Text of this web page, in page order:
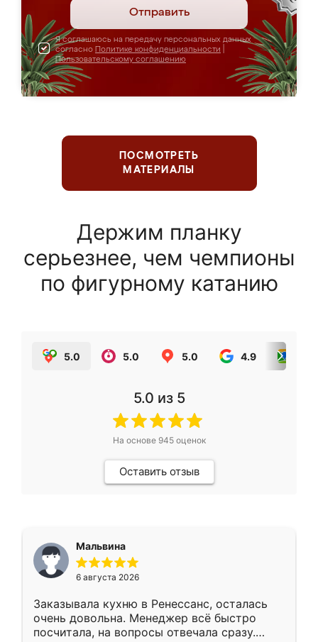
Отправить
Я соглашаюсь на передачу персональных данных
согласно Политике конфиденциальности
Пользовательскому соглашению
ПОСМОТРЕТЬ
МАТЕРИАЛЫ
Держим планку
серьезнее, чем чемпионы
по фигурному катанию
5.0 5.0 5.0 4.9
5.0 из 5
На основе 945оценок
Оставить отзыв
Мальвина
6 августа 2026
Заказывала кухню в Ренессанс, осталась
очень довольна. Менеджер всё быстро
посчитала, на вопросы отвечала сразу.